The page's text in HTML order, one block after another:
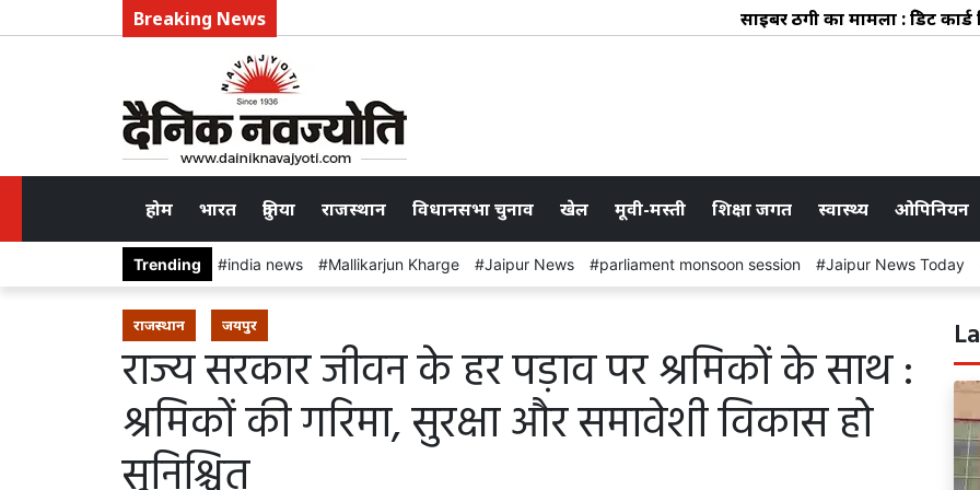
Breaking News साइबर ठगी का मामला : क्रेडिट कार्ड
होम भारत दुनिया राजस्थान विधानसभा चुनाव खेल मूवी-मस्ती शिक्षा जगत स्वास्थ्य ओपिनियन
Trending india news Mallikarjun Kharge Jaipur News parliament monsoon session Jaipur News Today
राजस्थान जयपुर
राज्य सरकार जीवन के हर पड़ाव पर श्रमिकों के साथ :
श्रमिकों की गरिमा, सुरक्षा और समावेशी विकास हो